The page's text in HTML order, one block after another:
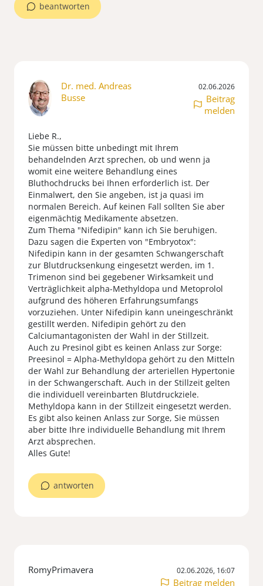
beantworten
Dr. med. Andreas
Busse
02.06.2026
Beitrag
melden
Liebe R.,
Sie müssen bitte unbedingt mit Ihrem
behandelnden Arzt sprechen, ob und wenn ja
womit eine weitere Behandlung eines
Bluthochdrucks bei Ihnen erforderlich ist. Der
Einmalwert, den Sie angeben, ist ja quasi im
normalen Bereich. Auf keinen Fall sollten Sie aber
eigenmächtig Medikamente absetzen.
Zum Thema "Nifedipin" kann ich Sie beruhigen.
Dazu sagen die Experten von "Embryotox":
Nifedipin kann in der gesamten Schwangerschaft
zur Blutdrucksenkung eingesetzt werden, im 1.
Trimenon sind bei gegebener Wirksamkeit und
Verträglichkeit alpha-Methyldopa und Metoprolol
aufgrund des höheren Erfahrungsumfangs
vorzuziehen. Unter Nifedipin kann uneingeschränkt
gestillt werden. Nifedipin gehört zu den
Calciumantagonisten der Wahl in der Stillzeit.
Auch zu Presinol gibt es keinen Anlass zur Sorge:
Preesinol = Alpha-Methyldopa gehört zu den Mitteln
der Wahl zur Behandlung der arteriellen Hypertonie
in der Schwangerschaft. Auch in der Stillzeit gelten
die individuell vereinbarten Blutdruckziele.
Methyldopa kann in der Stillzeit eingesetzt werden.
Es gibt also keinen Anlass zur Sorge, Sie müssen
aber bitte Ihre individuelle Behandlung mit Ihrem
Arzt absprechen.
Alles Gute!
antworten
RomyPrimavera 02.06.2026, 16:07
Beitrag melden